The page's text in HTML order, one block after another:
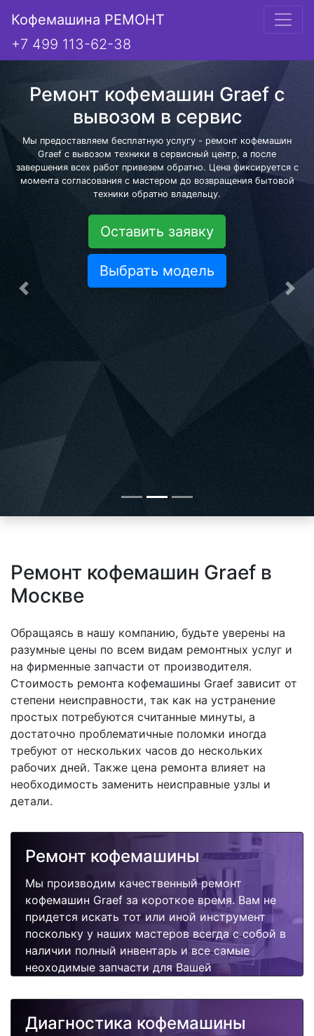
Кофемашина РЕМОНТ
+7 499 113-62-38
Ремонт кофемашин Graef с
вывозом в сервис
Мы предоставляем бесплатную услугу - ремонт кофемашин
Graef с вывозом техники в сервисный центр, а после
завершения всех работ привезем обратно. Цена фиксируется с
момента согласования с мастером до возвращения бытовой
техники обратно владельцу.
Оставить заявку
Выбрать модель
Предыдущая
Ремонт кофемашин Graef в
Москве
Обращаясь в нашу компанию, будьте уверены на
разумные цены по всем видам ремонтных услуг и
на фирменные запчасти от производителя.
Стоимость ремонта кофемашины Graef зависит от
степени неисправности, так как на устранение
простых потребуются считанные минуты, а
достаточно проблематичные поломки иногда
требуют от нескольких часов до нескольких
рабочих дней. Также цена ремонта влияет на
необходимость заменить неисправные узлы и
детали.
Ремонт кофемашины
Мы производим качественный ремонт
кофемашин Graef за короткое время. Вам не
придется искать тот или иной инструмент
поскольку у наших мастеров всегда с собой в
наличии полный инвентарь и все самые
неоходимые запчасти для Вашей
качественно и недорого.
Диагностика кофемашины